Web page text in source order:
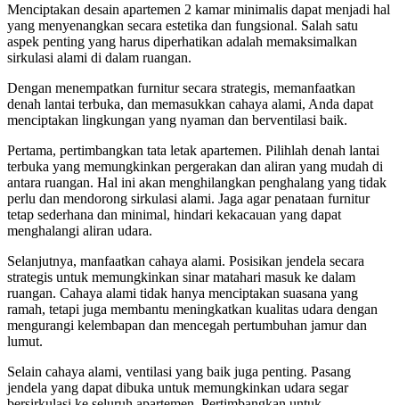
Menciptakan desain apartemen 2 kamar minimalis dapat menjadi hal
yang menyenangkan secara estetika dan fungsional. Salah satu
aspek penting yang harus diperhatikan adalah memaksimalkan
sirkulasi alami di dalam ruangan.
Dengan menempatkan furnitur secara strategis, memanfaatkan
denah lantai terbuka, dan memasukkan cahaya alami, Anda dapat
menciptakan lingkungan yang nyaman dan berventilasi baik.
Pertama, pertimbangkan tata letak apartemen. Pilihlah denah lantai
terbuka yang memungkinkan pergerakan dan aliran yang mudah di
antara ruangan. Hal ini akan menghilangkan penghalang yang tidak
perlu dan mendorong sirkulasi alami. Jaga agar penataan furnitur
tetap sederhana dan minimal, hindari kekacauan yang dapat
menghalangi aliran udara.
Selanjutnya, manfaatkan cahaya alami. Posisikan jendela secara
strategis untuk memungkinkan sinar matahari masuk ke dalam
ruangan. Cahaya alami tidak hanya menciptakan suasana yang
ramah, tetapi juga membantu meningkatkan kualitas udara dengan
mengurangi kelembapan dan mencegah pertumbuhan jamur dan
lumut.
Selain cahaya alami, ventilasi yang baik juga penting. Pasang
jendela yang dapat dibuka untuk memungkinkan udara segar